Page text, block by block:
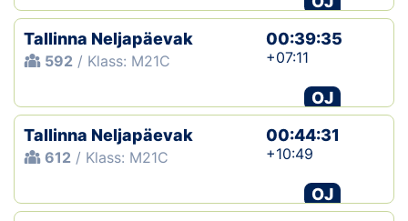
Tallinna Neljapäevak
592 / Klass: M21C
00:39:35
+07:11
OJ
Tallinna Neljapäevak
612 / Klass: M21C
00:44:31
+10:49
OJ